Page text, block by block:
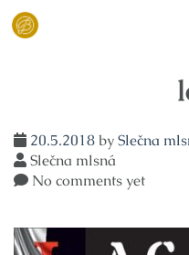
Skip
20.5.2018bySlečna
Slečna mlsná
No comments yet